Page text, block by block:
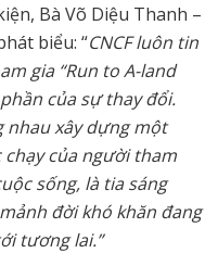
Bà Võ Diệu Thanh –
biểu: “CNCF luôn tin
gia “Run to A-land
của sự thay đổi.
nhau xây dựng một
của người tham
sống, là tia sáng
đời khó khăn đang
tương lai.”